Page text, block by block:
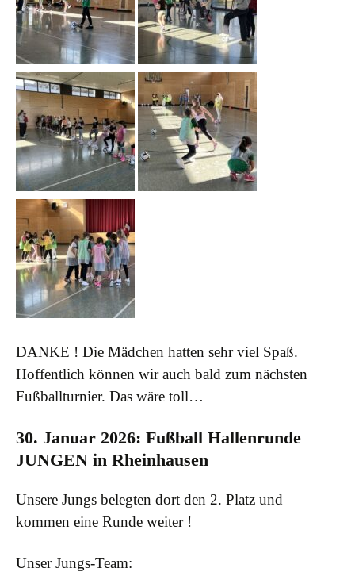
DANKE ! Die Mädchen hatten sehr viel Spaß.
Hoffentlich können wir auch bald zum nächsten
Fußballturnier. Das wäre toll…
30. Januar 2026: Fußball Hallenrunde
JUNGEN in Rheinhausen
Unsere Jungs belegten dort den 2. Platz und
kommen eine Runde weiter !
Unser Jungs-Team: